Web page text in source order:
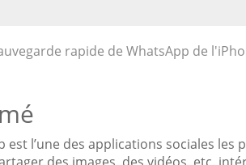
rapide de WhatsApp de
est l’une des applications sociales